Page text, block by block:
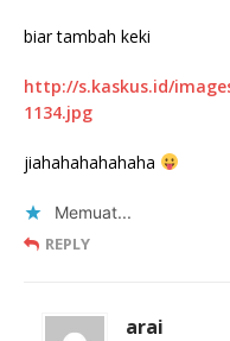
biar tambah keki
http://s.kaskus.id/
1134.jpg
jiahahahahahaha
Memuat...
REPLY
arai